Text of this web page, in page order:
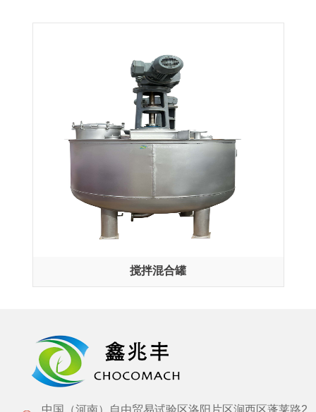
搅拌混合罐